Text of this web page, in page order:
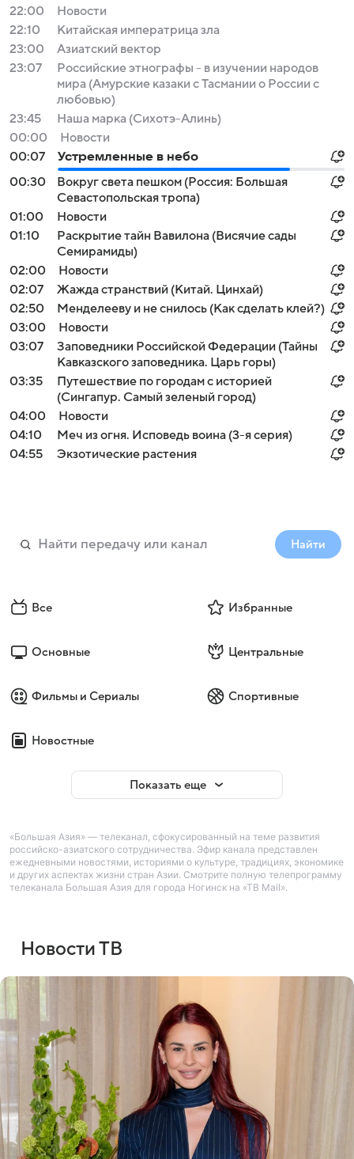
22:00
Новости
22:10
Китайская императрица зла
23:00
Азиатский вектор
23:07
Российские этнографы - в изучении народов
мира (Амурские казаки с Тасмании о России с
любовью)
23:45
Наша марка (Сихотэ-Алинь)
00:00
Новости
00:07
Устремленные в небо
00:30
Вокруг света пешком (Россия: Большая
Севастопольская тропа)
01:00
Новости
01:10
Раскрытие тайн Вавилона (Висячие сады
Семирамиды)
02:00
Новости
02:07
Жажда странствий (Китай. Цинхай)
02:50
Менделееву и не снилось (Как сделать клей?)
03:00
Новости
03:07
Заповедники Российской Федерации (Тайны
Кавказского заповедника. Царь горы)
03:35
Путешествие по городам с историей
(Сингапур. Самый зеленый город)
04:00
Новости
04:10
Меч из огня. Исповедь воина (3-я серия)
04:55
Экзотические растения
Найти
Все Избранные
Основные Центральные
Фильмы и Сериалы Спортивные
Новостные
Показать еще
«Большая Азия» — телеканал, сфокусированный на теме развития
российско-азиатского сотрудничества. Эфир канала представлен
ежедневными новостями, историями о культуре, традициях, экономике
и других аспектах жизни стран Азии. Смотрите полную телепрограмму
телеканала Большая Азия для города Ногинск на «ТВ Mail».
Новости ТВ